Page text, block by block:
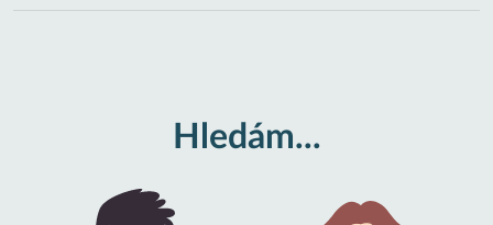
Hledám...